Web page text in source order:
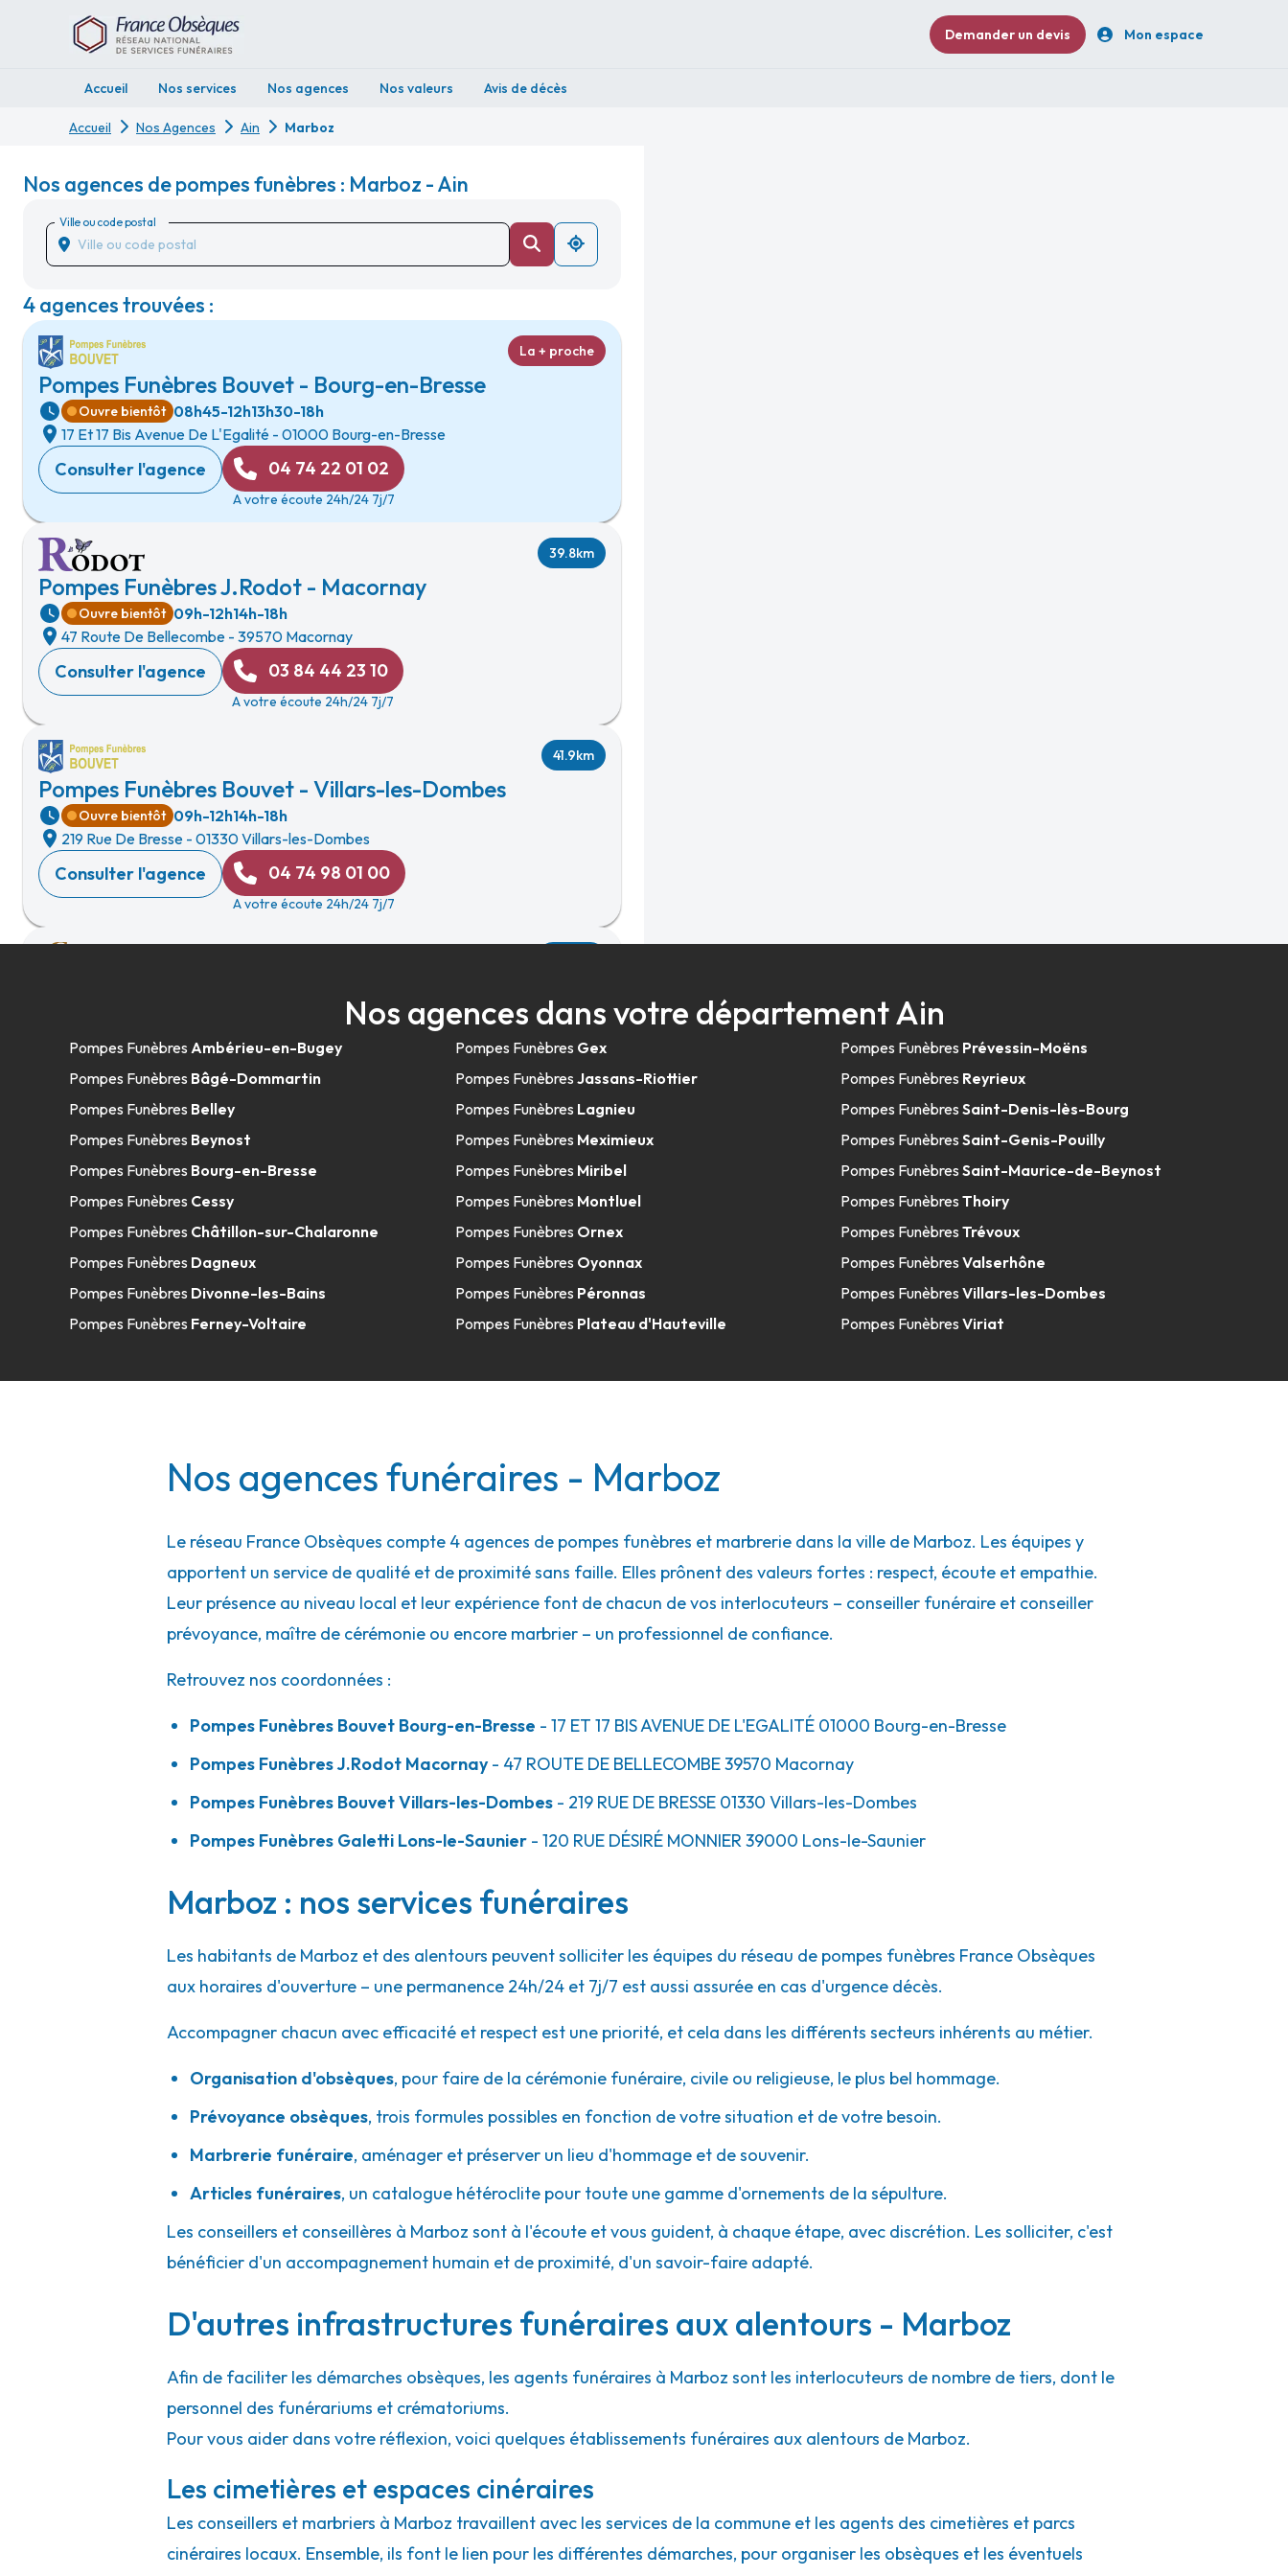
Demander un devis Mon espace
Accueil Nos services Nos agences Nos valeurs Avis de décès
Accueil Nos Agences Ain Marboz
Nos agences de pompes funèbres : Marboz - Ain
Ville ou code postal
4 agences trouvées :
Pompes Funèbres Bouvet - Bourg-en-Bresse
La + proche
Ouvre bientôt 08h45-12h13h30-18h
17 Et 17 Bis Avenue De L'Egalité - 01000 Bourg-en-Bresse
Consulter l'agence 04 74 22 01 02
A votre écoute 24h/24 7j/7
Pompes Funèbres J.Rodot - Macornay
39.8km
Ouvre bientôt 09h-12h14h-18h
47 Route De Bellecombe - 39570 Macornay
Consulter l'agence 03 84 44 23 10
A votre écoute 24h/24 7j/7
Pompes Funèbres Bouvet - Villars-les-Dombes
41.9km
Ouvre bientôt 09h-12h14h-18h
219 Rue De Bresse - 01330 Villars-les-Dombes
Consulter l'agence 04 74 98 01 00
A votre écoute 24h/24 7j/7
120 Rue Désiré Monnier-39000 Lons-le-Saunier
Consulter l'agence 03 84 47 24 94
A votre écoute 24h/24 7j/7
Nos agences dans votre département Ain
Pompes Funèbres Ambérieu-en-Bugey
Pompes Funèbres Bâgé-Dommartin
Pompes Funèbres Belley
Pompes Funèbres Beynost
Pompes Funèbres Bourg-en-Bresse
Pompes Funèbres Cessy
Pompes Funèbres Châtillon-sur-Chalaronne
Pompes Funèbres Dagneux
Pompes Funèbres Divonne-les-Bains
Pompes Funèbres Ferney-Voltaire
Pompes Funèbres Gex
Pompes Funèbres Jassans-Riottier
Pompes Funèbres Lagnieu
Pompes Funèbres Meximieux
Pompes Funèbres Miribel
Pompes Funèbres Montluel
Pompes Funèbres Ornex
Pompes Funèbres Oyonnax
Pompes Funèbres Péronnas
Pompes Funèbres Plateau d'Hauteville
Pompes Funèbres Prévessin-Moëns
Pompes Funèbres Reyrieux
Pompes FunèbresSaint-Denis-lès-Bourg
Pompes FunèbresSaint-Genis-Pouilly
Pompes FunèbresSaint-Maurice-de-Beynost
Pompes FunèbresThoiry
Pompes FunèbresTrévoux
Pompes FunèbresValserhône
Pompes FunèbresVillars-les-Dombes
Pompes FunèbresViriat
Nos agences funéraires - Marboz
Le réseau France Obsèques compte 4 agences de pompes funèbres et marbrerie dans la ville de Marboz. Les équipes y
apportent un service de qualité et de proximité sans faille. Elles prônent des valeurs fortes : respect, écoute et empathie.
Leur présence au niveau local et leur expérience font de chacun de vos interlocuteurs – conseiller funéraire et conseiller
prévoyance, maître de cérémonie ou encore marbrier – un professionnel de confiance.
Retrouvez nos coordonnées :
Pompes Funèbres Bouvet Bourg-en-Bresse - 17 ET 17 BIS AVENUE DE L'EGALITÉ 01000 Bourg-en-Bresse
Pompes Funèbres J.Rodot Macornay- 47 ROUTE DE BELLECOMBE39570 Macornay
Pompes Funèbres Bouvet Villars-les-Dombes - 219 RUE DE BRESSE 01330 Villars-les-Dombes
Pompes Funèbres Galetti Lons-le-Saunier - 120 RUE DÉSIRÉ MONNIER39000 Lons-le-Saunier
Marboz : nos services funéraires
Les habitants de Marboz et des alentours peuvent solliciter les équipes du réseau de pompes funèbres France Obsèques
aux horaires d'ouverture – une permanence 24h/24 et 7j/7 est aussi assurée en cas d'urgence décès.
Accompagner chacun avec efficacité et respect est une priorité, et cela dans les différents secteurs inhérents au métier.
Organisation d'obsèques, pour faire de la cérémonie funéraire, civile ou religieuse, le plus bel hommage.
Prévoyance obsèques, trois formules possibles en fonction de votre situation et de votre besoin.
Marbrerie funéraire, aménager et préserver un lieu d'hommage et de souvenir.
Articles funéraires, un catalogue hétéroclite pour toute une gamme d'ornements de la sépulture.
Les conseillers et conseillères à Marboz sont à l'écoute et vous guident, à chaque étape, avec discrétion. Les solliciter, c'est
bénéficier d'un accompagnement humain et de proximité, d'un savoir-faire adapté.
D'autres infrastructures funéraires aux alentours - Marboz
Afin de faciliter les démarches obsèques, les agents funéraires à Marboz sont les interlocuteurs de nombre de tiers, dont le
personnel des funérariums et crématoriums.
Pour vous aider dans votre réflexion, voici quelques établissements funéraires aux alentours de Marboz.
Les cimetières et espaces cinéraires
Les conseillers et marbriers à Marboz travaillent avec les services de la commune et les agents des cimetières et parcs
cinéraires locaux. Ensemble, ils font le lien pour les différentes démarches, pour organiser les obsèques et les éventuels